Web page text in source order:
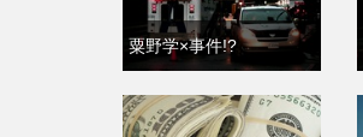
粟野学×事件!?